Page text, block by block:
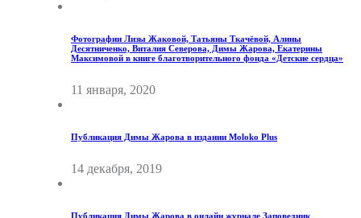
Фотографии Лизы Жаковой, Татьяны Ткачёвой, Алины
Десятниченко, Виталия Северова, Димы Жарова, Екатерины
Максимовой в книге благотворительного фонда «Детские сердца»
11 января, 2020
Публикация Димы Жарова в издании Moloko Plus
14 декабря, 2019
Публикация Димы Жарова в онлайн журнале Заповедник